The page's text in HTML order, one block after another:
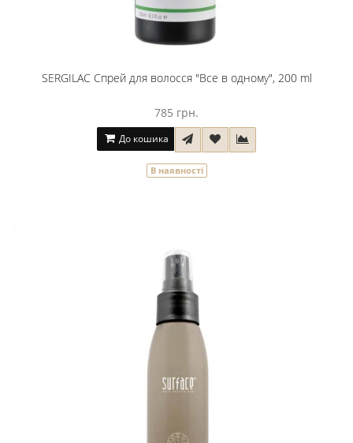
SERGILAC Спрей для волосся "Все в одному", 200 ml
785 грн.
До кошика
В наявності